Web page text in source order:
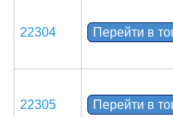
22304 Перейти в
22305 Перейти в